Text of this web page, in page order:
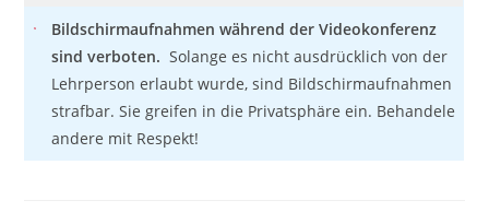
Bildschirmaufnahmen während der Videokonferenz
sind verboten. Solange es nicht ausdrücklich von der
Lehrperson erlaubt wurde, sind Bildschirmaufnahmen
strafbar. Sie greifen in die Privatsphäre ein. Behandele
andere mit Respekt!